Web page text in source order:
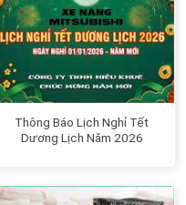
Thông Báo Lịch Nghỉ Tết
Dương Lịch Năm 2026